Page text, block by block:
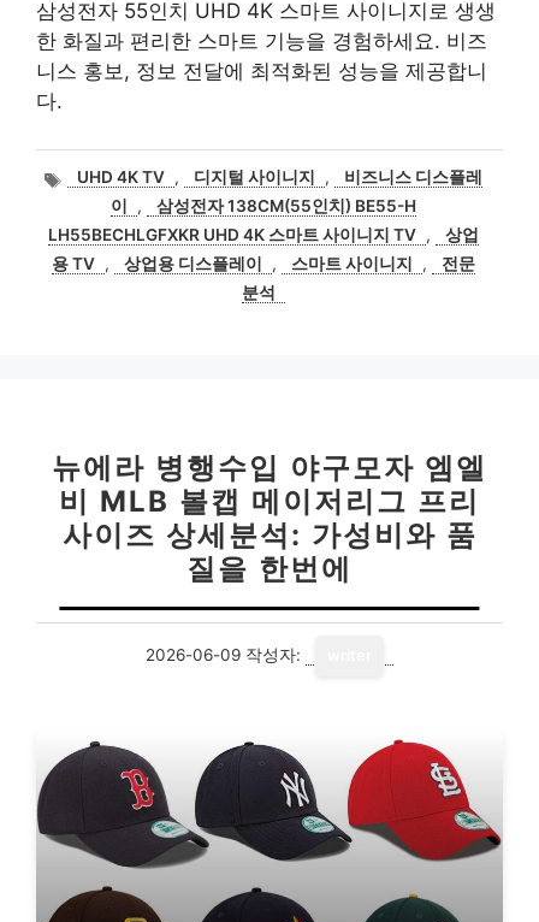
삼성전자 55인치 UHD 4K 스마트 사이니지로 생생
한 화질과 편리한 스마트 기능을 경험하세요. 비즈
니스 홍보, 정보 전달에 최적화된 성능을 제공합니
다.
태UHD 4K TV , 디지털 사이니지 ,
비즈니스 디스플레
이
,
삼성전자 138CM(55인치) BE55-H
LH55BECHLGFXKR UHD 4K 스마트 사이니지 TV ,
상업
용 TV , 상업용 디스플레이 , 스마트 사이니지 ,
전문
분석
뉴에라 병행수입 야구모자 엠엘
비 MLB 볼캡 메이저리그 프리
사이즈 상세분석: 가성비와 품
질을 한번에
2026-06-09 작성자: